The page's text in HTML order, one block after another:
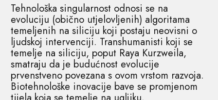
Tehnološka singularnost odnosi se na
evoluciju (obično utjelovljenih) algoritama
temeljenih na siliciju koji postaju neovisni o
ljudskoj intervenciji. Transhumanisti koji se
temelje na siliciju, poput Raya Kurzweila,
smatraju da je budućnost evolucije
prvenstveno povezana s ovom vrstom razvoja.
Biotehnološke inovacije bave se promjenom